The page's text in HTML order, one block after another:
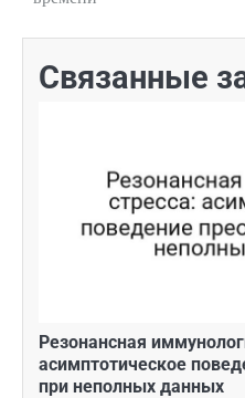
Связанные
Резонансная
асимптотическое
при неполных данных